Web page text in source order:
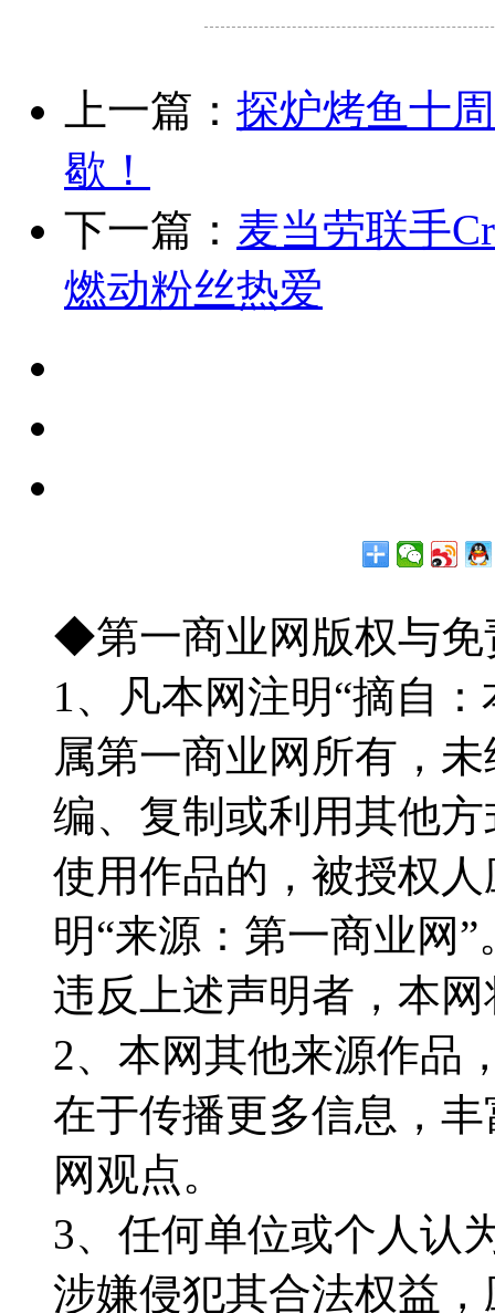
上一篇： 探炉烤鱼十
歇！
下一篇： 麦当劳联手
燃动粉丝热爱
◆第一商业网版权与免
1、凡本网注明“摘自
属第一商业网所有，
编、复制或利用其他
使用作品的，被授权
明“来源：第一商业网”
违反上述声明者，本
2、本网其他来源作品
在于传播更多信息，
网观点。
3、任何单位或个人认
涉嫌侵犯其合法权益